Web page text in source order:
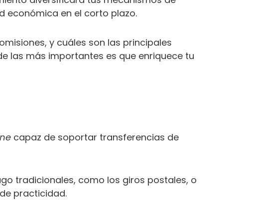
económica en el corto plazo.
y cuáles son las principales
las más importantes es que enriquece tu
capaz de soportar transferencias de
tradicionales, como los giros postales, o
practicidad.